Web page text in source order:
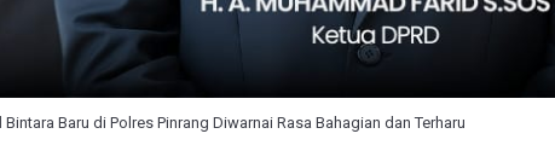
Bintara Baru di Polres Pinrang Diwarnai Rasa Bahagian dan Terharu